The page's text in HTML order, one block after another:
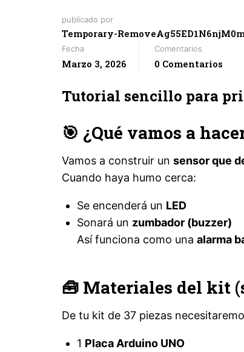
publicado por
Temporary-
Fecha
Marzo 3, 2026
Comentarios
0 Comentarios
Tutorial sencillo para
🎯 ¿Qué vamos a
Vamos a construir un sensor que
Cuando haya humo cerca:
Se encenderá un LED
Sonará un zumbador (buzzer)
Así funciona como una alarma
🧰 Materiales del kit
De tu kit de 37 piezas
1 Placa Arduino UNO